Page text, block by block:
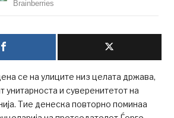
се на улиците низ целата држава,
унитарноста и суверенитетот на
Тие денеска повторно поминаа